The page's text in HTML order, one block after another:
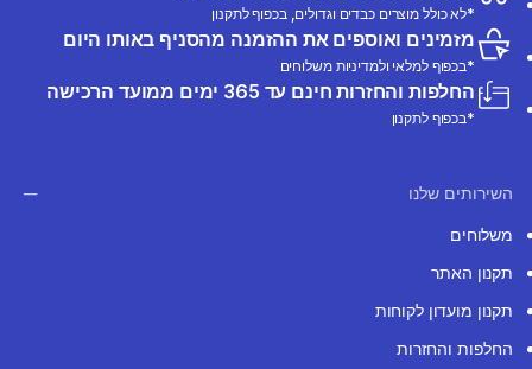
*לא כולל מוצרים כבדים וגדולים, בכפוף לתקנון
מזמינים ואוספים את ההזמנה מהסניף באותו היום
*בכפוף למלאי ולמדיניות משלוחים
החלפות והחזרות חינם עד 365 ימים ממועד הרכישה
*בכפוף לתקנון
השירותים שלנו
משלוחים
תקנון האתר
תקנון מועדון לקוחות
החלפות והחזרות